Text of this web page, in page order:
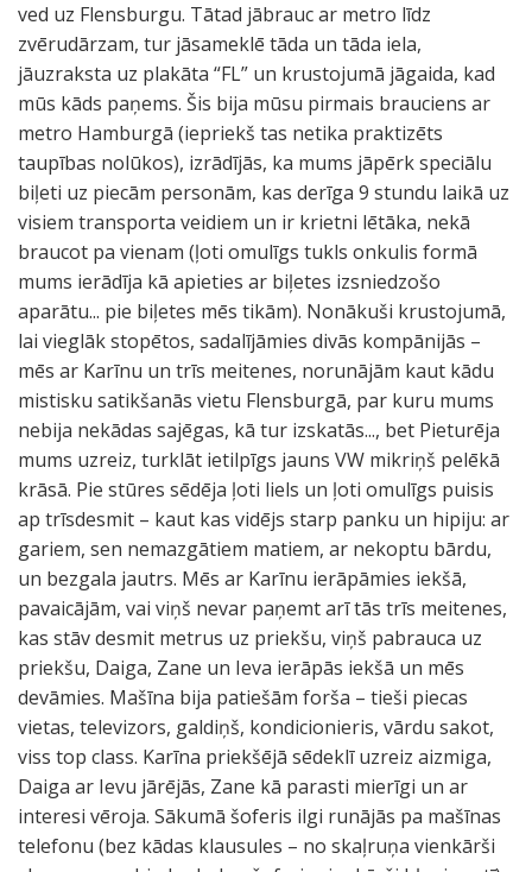
ved uz Flensburgu. Tātad jābrauc ar metro līdz
zvērudārzam, tur jāsameklē tāda un tāda iela,
jāuzraksta uz plakāta “FL” un krustojumā jāgaida, kad
mūs kāds paņems. Šis bija mūsu pirmais brauciens ar
metro Hamburgā (iepriekš tas netika praktizēts
taupības nolūkos), izrādījās, ka mums jāpērk speciālu
biļeti uz piecām personām, kas derīga 9 stundu laikā uz
visiem transporta veidiem un ir krietni lētāka, nekā
braucot pa vienam (ļoti omulīgs tukls onkulis formā
mums ierādīja kā apieties ar biļetes izsniedzošo
aparātu... pie biļetes mēs tikām). Nonākuši krustojumā,
lai vieglāk stopētos, sadalījāmies divās kompānijās –
mēs ar Karīnu un trīs meitenes, norunājām kaut kādu
mistisku satikšanās vietu Flensburgā, par kuru mums
nebija nekādas sajēgas, kā tur izskatās..., bet Pieturēja
mums uzreiz, turklāt ietilpīgs jauns VW mikriņš pelēkā
krāsā. Pie stūres sēdēja ļoti liels un ļoti omulīgs puisis
ap trīsdesmit – kaut kas vidējs starp panku un hipiju: ar
gariem, sen nemazgātiem matiem, ar nekoptu bārdu,
un bezgala jautrs. Mēs ar Karīnu ierāpāmies iekšā,
pavaicājām, vai viņš nevar paņemt arī tās trīs meitenes,
kas stāv desmit metrus uz priekšu, viņš pabrauca uz
priekšu, Daiga, Zane un Ieva ierāpās iekšā un mēs
devāmies. Mašīna bija patiešām forša – tieši piecas
vietas, televizors, galdiņš, kondicionieris, vārdu sakot,
viss top class. Karīna priekšējā sēdeklī uzreiz aizmiga,
Daiga ar Ievu jārējās, Zane kā parasti mierīgi un ar
interesi vēroja. Sākumā šoferis ilgi runājās pa mašīnas
telefonu (bez kādas klausules – no skaļruņa vienkārši